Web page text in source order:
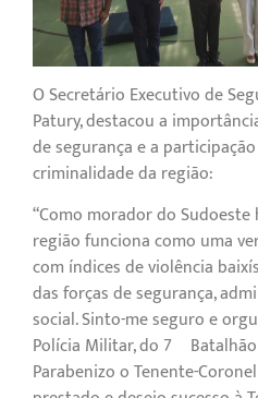
O Secretário Executivo de
Patury, destacou a
de segurança e a
criminalidade da região:
“Como morador do Sudoeste
região funciona como uma
com índices de violência
das forças de segurança,
social. Sinto-me seguro e
Polícia Militar, do 7º
Parabenizo o Tenente-